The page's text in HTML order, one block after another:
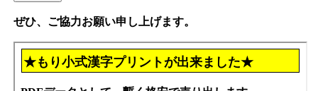
ぜひ、ご協力お願い申し上げます。